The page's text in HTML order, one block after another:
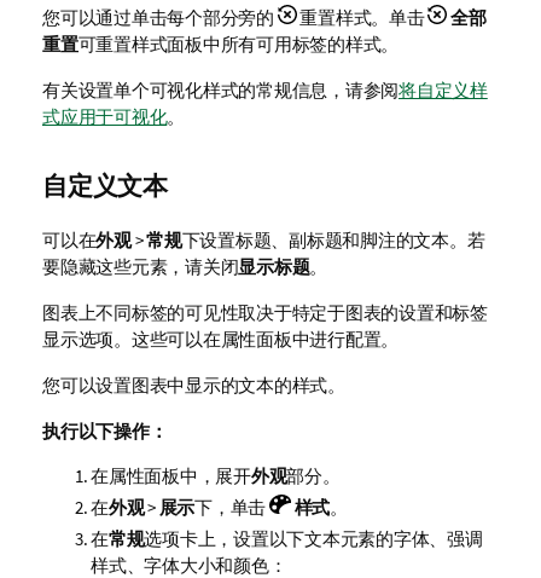
您可以通过单击每个部分旁的
重置样式。单击
全部
重置可重置样式面板中所有可用标签的样式。
有关设置单个可视化样式的常规信息，请参阅将自定义样
式应用于可视化。
自定义文本
可以在外观>常规下设置标题、副标题和脚注的文本。若
要隐藏这些元素，请关闭显示标题。
图表上不同标签的可见性取决于特定于图表的设置和标签
显示选项。这些可以在属性面板中进行配置。
您可以设置图表中显示的文本的样式。
执行以下操作：
在属性面板中，展开外观部分。
在外观> 展示下，单击 样式。
在常规选项卡上，设置以下文本元素的字体、强调
样式、字体大小和颜色：